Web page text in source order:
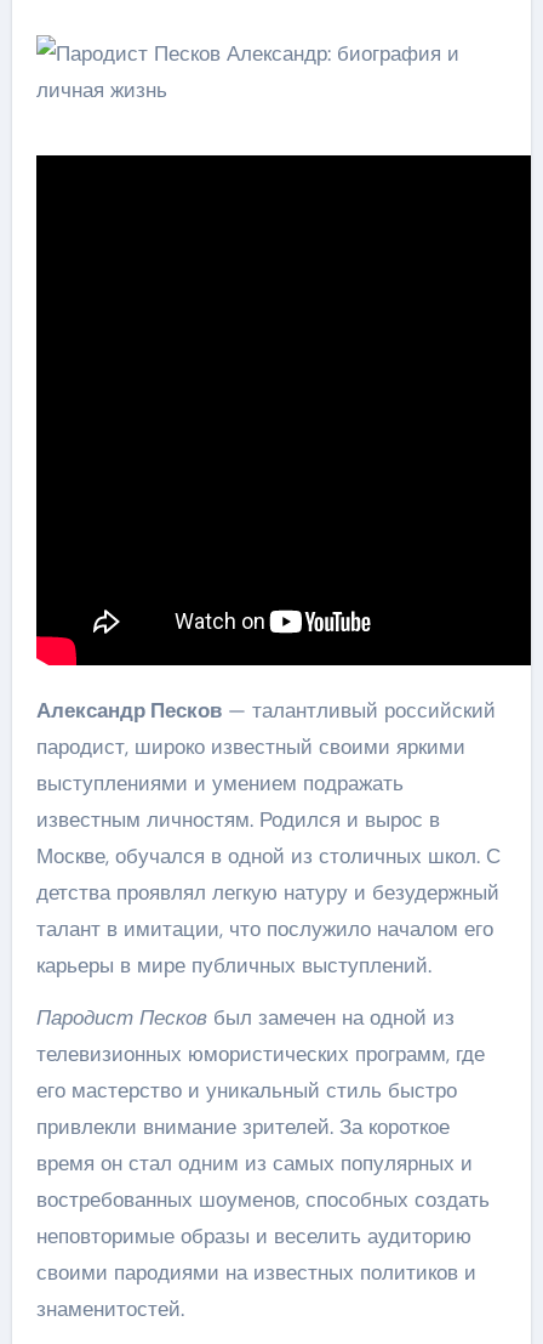
Александр Песков— талантливый российский
пародист, широко известный своими яркими
выступлениями и умением подражать
известным личностям. Родился и вырос в
Москве, обучался в одной из столичных школ. С
детства проявлял легкую натуру и безудержный
талант в имитации, что послужило началом его
карьеры в мире публичных выступлений.
Пародист Песковбыл замечен на одной из
телевизионных юмористических программ, где
его мастерство и уникальный стиль быстро
привлекли внимание зрителей. За короткое
время он стал одним из самых популярных и
востребованных шоуменов, способных создать
неповторимые образы и веселить аудиторию
своими пародиями на известных политиков и
знаменитостей.